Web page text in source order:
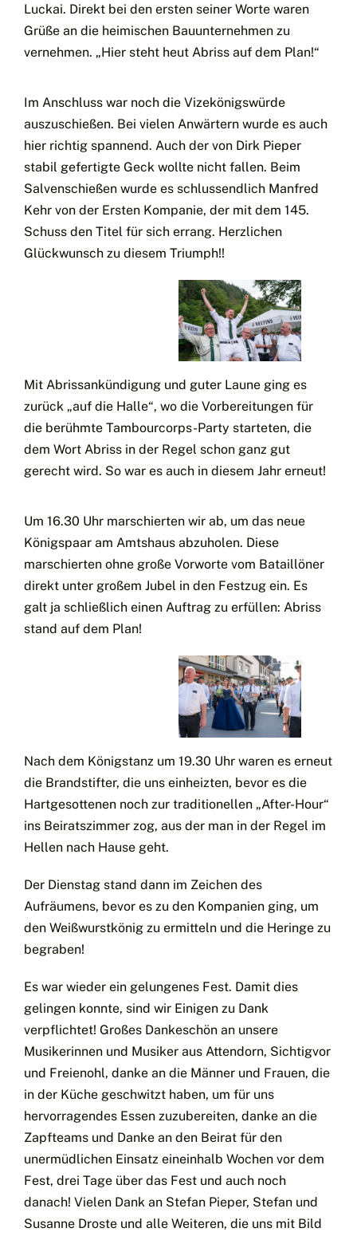
Luckai. Direkt bei den ersten seiner Worte waren
Grüße an die heimischen Bauunternehmen zu
vernehmen. „Hier steht heut Abriss auf dem Plan!“
Im Anschluss war noch die Vizekönigswürde
auszuschießen. Bei vielen Anwärtern wurde es auch
hier richtig spannend. Auch der von Dirk Pieper
stabil gefertigte Geck wollte nicht fallen. Beim
Salvenschießen wurde es schlussendlich Manfred
Kehr von der Ersten Kompanie, der mit dem 145.
Schuss den Titel für sich errang. Herzlichen
Glückwunsch zu diesem Triumph!!
Mit Abrissankündigung und guter Laune ging es
zurück „auf die Halle“, wo die Vorbereitungen für
die berühmte Tambourcorps-Party starteten, die
dem Wort Abriss in der Regel schon ganz gut
gerecht wird. So war es auch in diesem Jahr erneut!
Um 16.30 Uhr marschierten wir ab, um das neue
Königspaar am Amtshaus abzuholen. Diese
marschierten ohne große Vorworte vom Bataillöner
direkt unter großem Jubel in den Festzug ein. Es
galt ja schließlich einen Auftrag zu erfüllen: Abriss
stand auf dem Plan!
Nach dem Königstanz um 19.30 Uhr waren es erneut
die Brandstifter, die uns einheizten, bevor es die
Hartgesottenen noch zur traditionellen „After-Hour“
ins Beiratszimmer zog, aus der man in der Regel im
Hellen nach Hause geht.
Der Dienstag stand dann im Zeichen des
Aufräumens, bevor es zu den Kompanien ging, um
den Weißwurstkönig zu ermitteln und die Heringe zu
begraben!
Es war wieder ein gelungenes Fest. Damit dies
gelingen konnte, sind wir Einigen zu Dank
verpflichtet! Großes Dankeschön an unsere
Musikerinnen und Musiker aus Attendorn, Sichtigvor
und Freienohl, danke an die Männer und Frauen, die
in der Küche geschwitzt haben, um für uns
hervorragendes Essen zuzubereiten, danke an die
Zapfteams und Danke an den Beirat für den
unermüdlichen Einsatz eineinhalb Wochen vor dem
Fest, drei Tage über das Fest und auch noch
danach! Vielen Dank an Stefan Pieper, Stefan und
Susanne Droste und alle Weiteren, die uns mit Bild